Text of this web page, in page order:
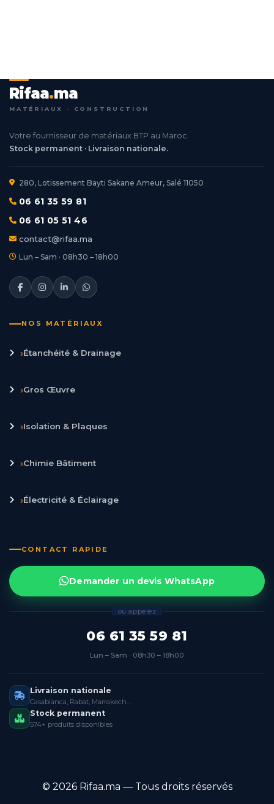
Rifaa.ma
MATÉRIAUX · CONSTRUCTION
Votre fournisseur de matériaux BTP au Maroc.
Stock permanent · Livraison nationale.
280, Lotissement Bayti Sakane Ameur, Salé 11050
06 61 35 59 81
06 61 05 51 46
contact@rifaa.ma
Lun – Sam · 08h30 – 18h00
NOS MATÉRIAUX
›Étanchéité & Drainage
›Gros Œuvre
›Isolation & Plaques
›Chimie Bâtiment
›Électricité & Éclairage
CONTACT RAPIDE
Demander un devis WhatsApp
ou appelez
06 61 35 59 81
Lun – Sam · 08h30 – 18h00
Livraison nationale
Casablanca, Rabat, Marrakech…
Stock permanent
574+ produits disponibles
© 2026 Rifaa.ma — Tous droits réservés